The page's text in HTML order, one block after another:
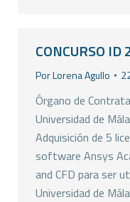
CONCURSO
PorLorena Agullo
Órgano de
Universidad de
Adquisición de 5
software Ansys
and CFD para ser
Universidad de